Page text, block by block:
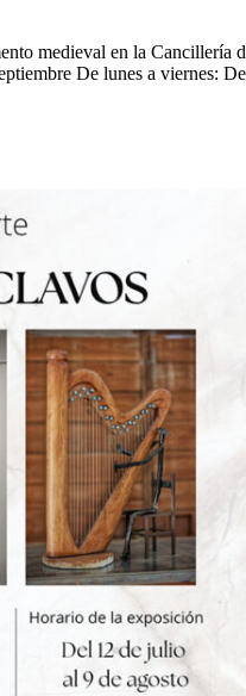
medieval en la Cancillería
De lunes a viernes: De